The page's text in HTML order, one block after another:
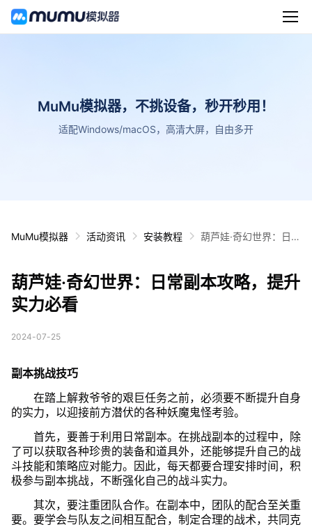
MuMu模拟器，不挑设备，秒开秒用！
适配Windows/macOS，高清大屏，自由多开
MuMu模拟器 活动资讯 安装教程
葫芦娃·奇幻世界：日常
葫芦娃·奇幻世界：日常副本攻略，提升
实力必看
2024-07-25
副本挑战技巧
在踏上解救爷爷的艰巨任务之前，必须要不断提升自身
的实力，以迎接前方潜伏的各种妖魔鬼怪考验。
首先，要善于利用日常副本。在挑战副本的过程中，除
了可以获取各种珍贵的装备和道具外，还能够提升自己的战
斗技能和策略应对能力。因此，每天都要合理安排时间，积
极参与副本挑战，不断强化自己的战斗实力。
其次，要注重团队合作。在副本中，团队的配合至关重
要。要学会与队友之间相互配合，制定合理的战术，共同克